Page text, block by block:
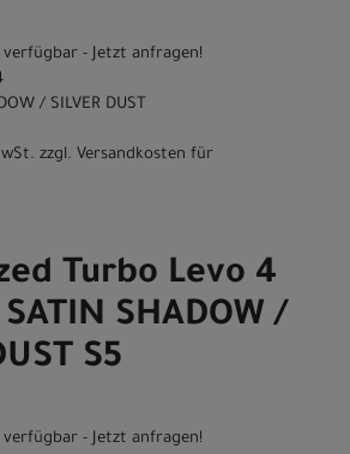
- Jetzt anfragen!
/ SILVER DUST
zzgl. Versandkosten für
Turbo Levo 4
SHADOW /
S5
- Jetzt anfragen!